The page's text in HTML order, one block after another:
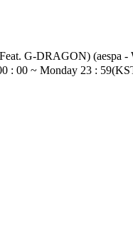
- WDA (Whole Different
Every Saturday 00 : 00 ~ Monday 23 :